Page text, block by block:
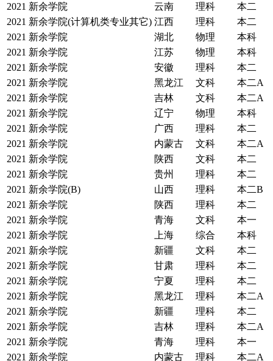
2021 新余学院 云南 理科
本二
2021 新余学院(计算机类专业其它) 江西 理科
本二
2021 新余学院 湖北 物理
本科
2021 新余学院 江苏 物理
本科
2021 新余学院 安徽 理科
本二
2021 新余学院 黑龙江 文科
本二A
2021 新余学院 吉林 文科
本二A
2021 新余学院 辽宁 物理
本科
2021 新余学院 广西 理科
本二
2021 新余学院 内蒙古 文科
本二A
2021 新余学院 陕西 文科
本二
2021 新余学院 贵州 理科
本二
2021 新余学院(B) 山西 理科
本二B
2021 新余学院 陕西 理科
本二
2021 新余学院 青海 文科
本一
2021 新余学院 上海 综合
本科
2021 新余学院 新疆 文科
本二
2021 新余学院 甘肃 理科
本二
2021 新余学院 宁夏 理科
本二
2021 新余学院 黑龙江 理科
本二A
2021 新余学院 新疆 理科
本二
2021 新余学院 吉林 理科
本二A
2021 新余学院 青海 理科
本一
2021 新余学院 内蒙古 理科 本二A